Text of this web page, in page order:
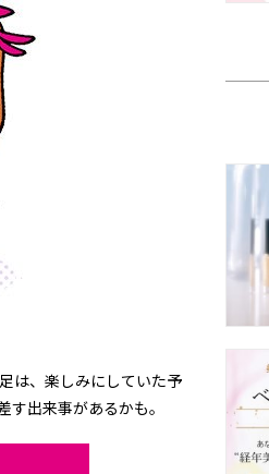
は、楽しみにしていた予
出来事があるかも。